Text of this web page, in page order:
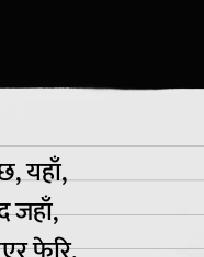
यहाँ,
जहाँ,